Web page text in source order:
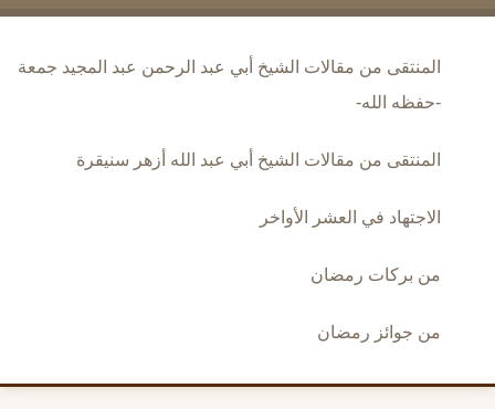
المنتقى من مقالات الشيخ أبي عبد الرحمن عبد المجيد جمعة
-حفظه الله-
المنتقى من مقالات الشيخ أبي عبد الله أزهر سنيقرة
الاجتهاد في العشر الأواخر
من بركات رمضان
من جوائز رمضان